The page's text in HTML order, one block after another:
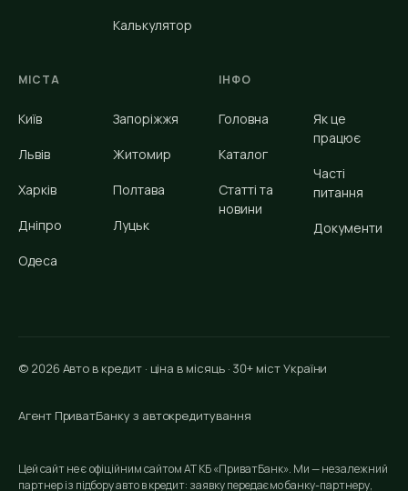
Калькулятор
МІСТА
Київ
Львів
Харків
Дніпро
Одеса
Запоріжжя
Житомир
Полтава
Луцьк
ІНФО
Головна
Каталог
Статті та
новини
Як це
працює
Часті
питання
Документи
© 2026 Авто в кредит · ціна в місяць · 30+ міст України
Агент ПриватБанку з автокредитування
Цей сайт не є офіційним сайтом АТ КБ «ПриватБанк». Ми — незалежний
партнер із підбору авто в кредит: заявку передаємо банку-партнеру,